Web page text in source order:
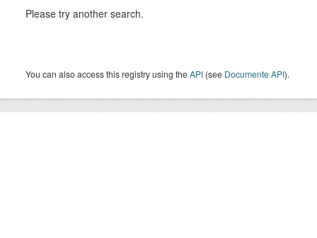
Please try another search.
You can also access this registry using theAPI (see Documente API).